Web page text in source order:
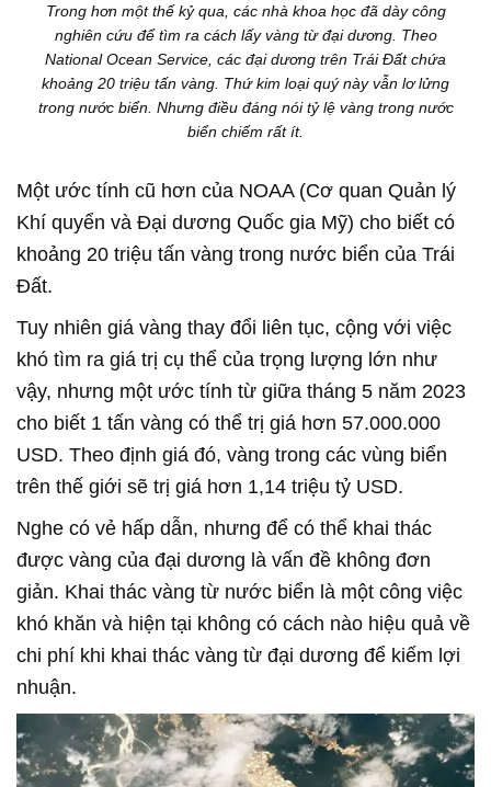
Trong hơn một thế kỷ qua, các nhà khoa học đã dày công
nghiên cứu để tìm ra cách lấy vàng từ đại dương. Theo
National Ocean Service, các đại dương trên Trái Đất chứa
khoảng 20 triệu tấn vàng. Thứ kim loại quý này vẫn lơ lửng
trong nước biển. Nhưng điều đáng nói tỷ lệ vàng trong nước
biển chiếm rất ít.
Một ước tính cũ hơn của NOAA (Cơ quan Quản lý
Khí quyển và Đại dương Quốc gia Mỹ) cho biết có
khoảng 20 triệu tấn vàng trong nước biển của Trái
Đất.
Tuy nhiên giá vàng thay đổi liên tục, cộng với việc
khó tìm ra giá trị cụ thể của trọng lượng lớn như
vậy, nhưng một ước tính từ giữa tháng 5 năm 2023
cho biết 1 tấn vàng có thể trị giá hơn 57.000.000
USD. Theo định giá đó, vàng trong các vùng biển
trên thế giới sẽ trị giá hơn 1,14 triệu tỷ USD.
Nghe có vẻ hấp dẫn, nhưng để có thể khai thác
được vàng của đại dương là vấn đề không đơn
giản. Khai thác vàng từ nước biển là một công việc
khó khăn và hiện tại không có cách nào hiệu quả về
chi phí khi khai thác vàng từ đại dương để kiếm lợi
nhuận.